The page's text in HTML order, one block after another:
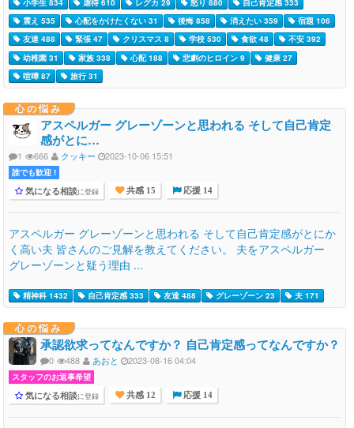
震え 535
心配をかけたくない 31 後悔 858 消えたい 359
宿題 106
友達 488
緊張 47 クリスマス 8 学校 530 食欲 48
不安 392
幼稚園 31
家族 338 心配 188 悲劇のヒロイン 9
健康 27
喧嘩 87
旅行 31
心の悩み
アスペルガー グレーゾーンと思われる そして自己肯定
感がとに…
1 666 クッキー 2023-10-06 15:51
誰でも歓迎 !
気になる相談に登録 共感 15 応援 14
アスペルガー グレーゾーンと思われる そして自己肯定感がとにか
く高い夫 皆さんのご見解を教えてください。 夫をアスペルガー
グレーゾーンと疑う理由 ...
精神科 1432 自己肯定感 333 友達 488 グレーゾーン 23 夫 171
心の悩み
承認欲求ってなんですか？ 自己肯定感ってなんですか？
0 488 あおと 2023-08-16 04:04
スタッフのお返事希望
気になる相談に登録 共感 12 応援 14